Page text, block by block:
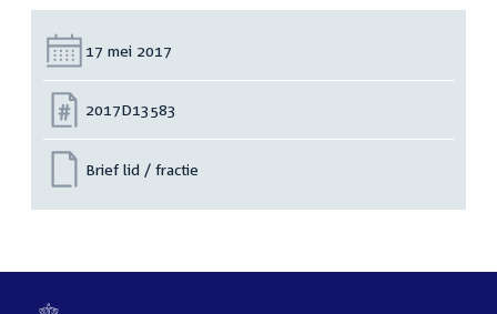
Datum:
17 mei 2017
Nummer:
2017D13583
Brief lid / fractie